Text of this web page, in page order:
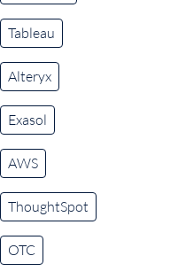
Tableau
Alteryx
Exasol
AWS
ThoughtSpot
OTC